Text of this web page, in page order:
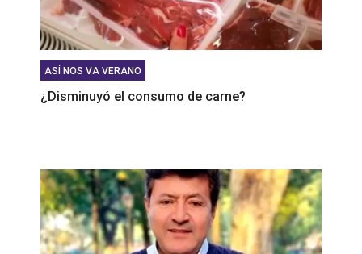
ASÍ NOS VA VERANO
¿Disminuyó el consumo de carne?